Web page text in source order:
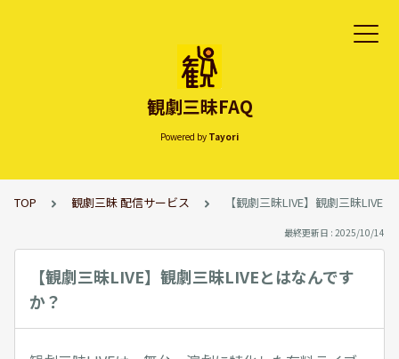
観劇三昧FAQ
Powered by Tayori
TOP 観劇三昧 配信サービス 【観劇三昧LIVE】観劇三昧LIVE
最終更新日 : 2025/10/14
【観劇三昧LIVE】観劇三昧LIVEとはなんです
か？